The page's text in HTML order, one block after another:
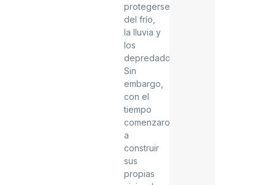
protegerse
del frío,
la lluvia y
los
depredadores.
Sin
embargo,
con el
tiempo
comenzaron
a
construir
sus
propias